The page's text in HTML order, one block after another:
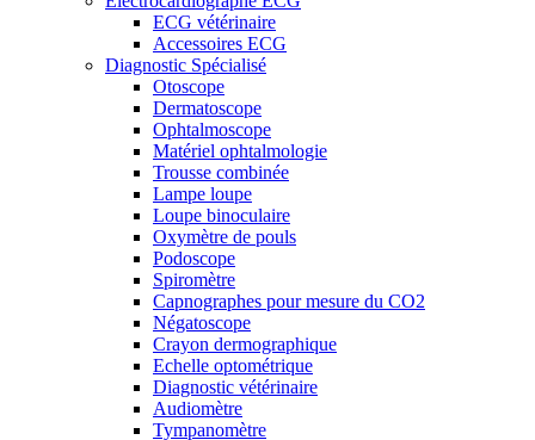
ECG vétérinaire
Accessoires ECG
Diagnostic Spécialisé
Otoscope
Dermatoscope
Ophtalmoscope
Matériel ophtalmologie
Trousse combinée
Lampe loupe
Loupe binoculaire
Oxymètre de pouls
Podoscope
Spiromètre
Capnographes pour mesure du CO2
Négatoscope
Crayon dermographique
Echelle optométrique
Diagnostic vétérinaire
Audiomètre
Tympanomètre